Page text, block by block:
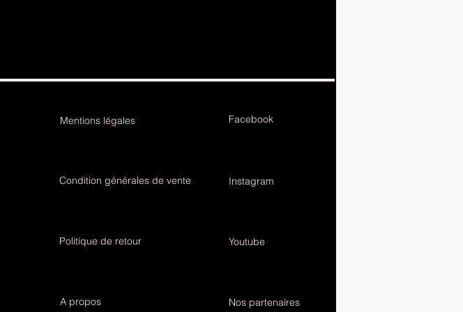
Mentions légales Facebook
Condition générales de vente Instagram
Politique de retour Youtube
A propos Nos partenaires